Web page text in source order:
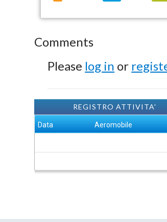
Comments
Please log in or
REGISTRO ATTIVITA'
Data Aeromobile